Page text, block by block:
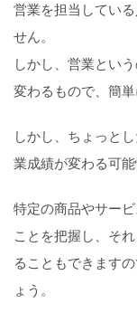
営業を担当してい
せん。
しかし、営業とい
変わるもので、簡
しかし、ちょっと
業成績が変わる可能
特定の商品やサー
ことを把握し、そ
ることもできます
ょう。